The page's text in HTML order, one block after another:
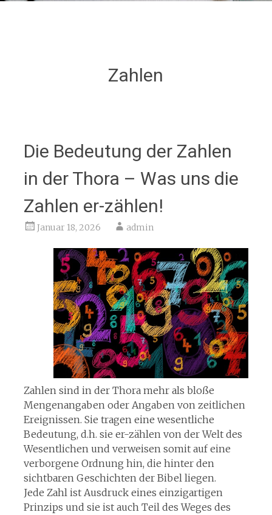
Zahlen
Die Bedeutung der Zahlen
in der Thora – Was uns die
Zahlen er-zählen!
Januar 18, 2026 admin
Zahlen sind in der Thora mehr als bloße
Mengenangaben oder Angaben von zeitlichen
Ereignissen. Sie tragen eine wesentliche
Bedeutung, d.h. sie er-zählen von der Welt des
Wesentlichen und verweisen somit auf eine
verborgene Ordnung hin, die hinter den
sichtbaren Geschichten der Bibel liegen.
Jede Zahl ist Ausdruck eines einzigartigen
Prinzips und sie ist auch Teil des Weges des